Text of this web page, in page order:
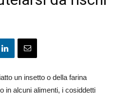
un insetto o della farina
in alcuni alimenti, i cosiddetti